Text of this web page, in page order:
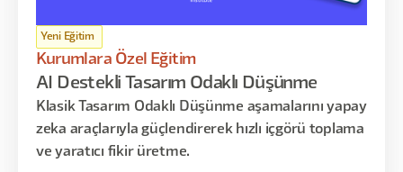
Yeni Eğitim
Kurumlara Özel Eğitim
AI Destekli Tasarım Odaklı Düşünme
Klasik Tasarım Odaklı Düşünme aşamalarını yapay
zeka araçlarıyla güçlendirerek hızlı içgörü toplama
ve yaratıcı fikir üretme.